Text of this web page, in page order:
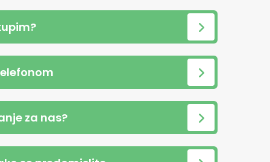
za nas?